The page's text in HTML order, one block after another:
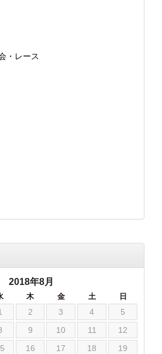
・レース
2018年8月
木 金 土 日
2 3 4
5
9 10 11
12
16 17 18
19